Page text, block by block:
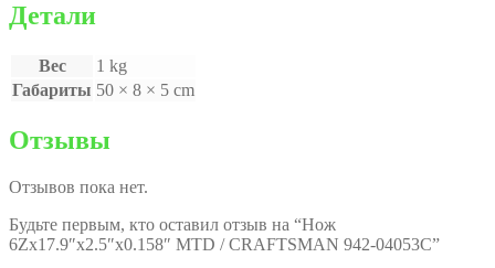
Детали
Вес
1 kg
Габариты 50 × 8 × 5 cm
Отзывы
Отзывов пока нет.
Будьте первым, кто оставил отзыв на “Нож
6Zх17.9″х2.5″х0.158″ MTD / CRAFTSMAN 942-04053C”